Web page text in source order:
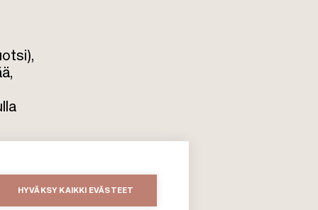
HYVÄKSY KAIKKI EVÄSTEET